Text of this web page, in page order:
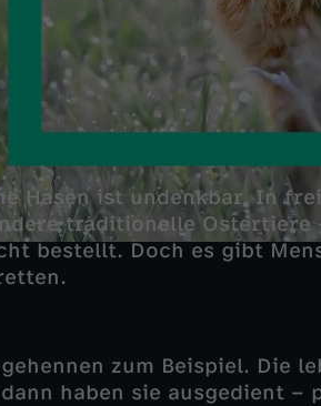
Hasen ist undenkbar. In
traditionelle Ostertiere
bestellt. Doch es gibt
zum Beispiel. Die
haben sie ausgedient